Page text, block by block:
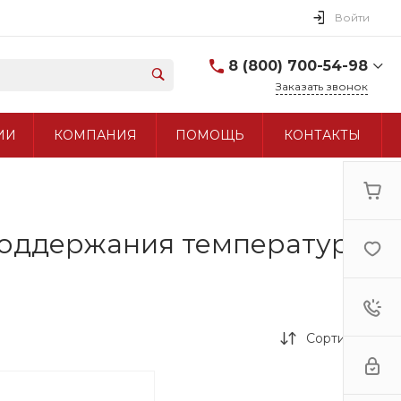
Войти
8 (800) 700-54-98
+7 (495) 960-97-90
Заказать звонок
КОМПАНИЯ ПОМОЩЬ КОНТАКТЫ
температуры
Сортировка